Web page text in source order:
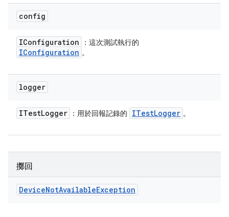
config
IConfiguration ：這次測試執行的
IConfiguration 。
logger
ITestLogger ：用於回報記錄的 ITestLogger 。
擲回
DeviceNotAvailableException